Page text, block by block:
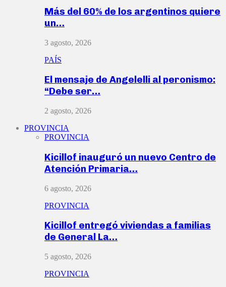
Más del 60% de los argentinos quiere
un…
3 agosto, 2026
PAÍS
El mensaje de Angelelli al peronismo:
“Debe ser…
2 agosto, 2026
PROVINCIA
PROVINCIA
Kicillof inauguró un nuevo Centro de
Atención Primaria…
6 agosto, 2026
PROVINCIA
Kicillof entregó viviendas a familias
de General La…
5 agosto, 2026
PROVINCIA